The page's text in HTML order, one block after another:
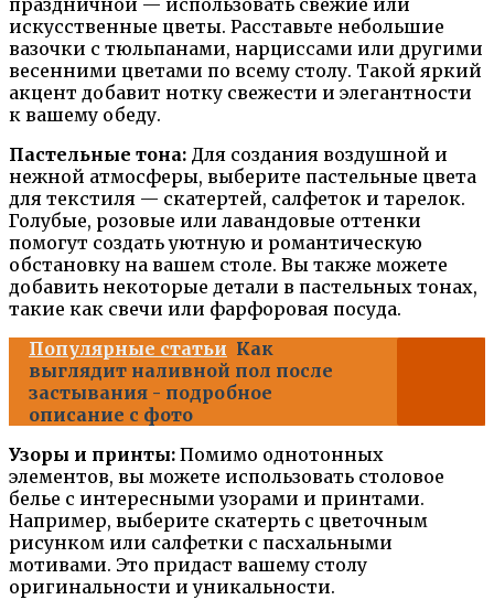
праздничной — использовать свежие или
искусственные цветы. Расставьте небольшие
вазочки с тюльпанами, нарциссами или другими
весенними цветами по всему столу. Такой яркий
акцент добавит нотку свежести и элегантности
к вашему обеду.
Пастельные тона: Для создания воздушной и
нежной атмосферы, выберите пастельные цвета
для текстиля — скатертей, салфеток и тарелок.
Голубые, розовые или лавандовые оттенки
помогут создать уютную и романтическую
обстановку на вашем столе. Вы также можете
добавить некоторые детали в пастельных тонах,
такие как свечи или фарфоровая посуда.
Популярные статьи Как
выглядит наливной пол после
застывания - подробное
описание с фото
Узоры и принты: Помимо однотонных
элементов, вы можете использовать столовое
белье с интересными узорами и принтами.
Например, выберите скатерть с цветочным
рисунком или салфетки с пасхальными
мотивами. Это придаст вашему столу
оригинальности и уникальности.